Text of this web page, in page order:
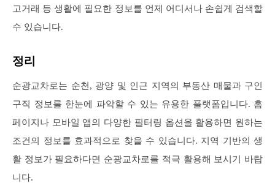
고거래 등 생활에 필요한 정보를 언제 어디서나 손쉽게 검색할
수 있습니다.
정리
순광교차로는 순천, 광양 및 인근 지역의 부동산 매물과 구인
구직 정보를 한눈에 파악할 수 있는 유용한 플랫폼입니다. 홈
페이지나 모바일 앱의 다양한 필터링 옵션을 활용하면 원하는
조건의 정보를 효과적으로 찾을 수 있습니다. 지역 기반의 생
활 정보가 필요하다면 순광교차로를 적극 활용해 보시기 바랍
니다.